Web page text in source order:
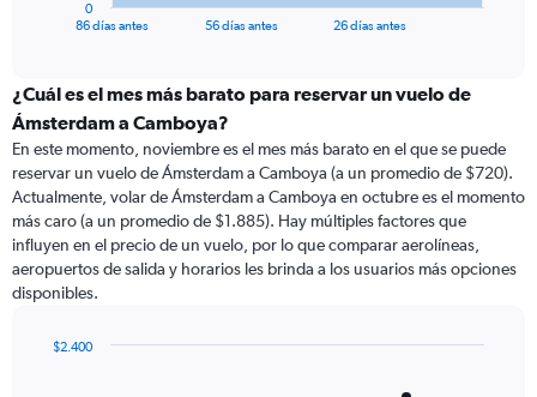
categories.
Range:
categories.
The
chart
has
1
Y
axis
values.
86 días antes 56 días antes 26 días antes
0
¿Cuál es el mes más barato para reservar un vuelo de
Ámsterdam a Camboya?
En este momento, noviembre es el mes más barato en el que se puede
reservar un vuelo de Ámsterdam a Camboya (a un promedio de $720).
Actualmente, volar de Ámsterdam a Camboya en octubre es el momento
más caro (a un promedio de $1.885). Hay múltiples factores que
influyen en el precio de un vuelo, por lo que comparar aerolíneas,
aeropuertos de salida y horarios les brinda a los usuarios más opciones
disponibles.
$2.400